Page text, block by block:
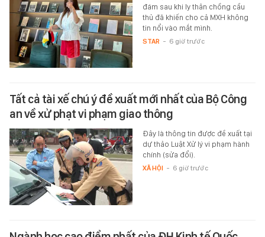
đám sau khi ly thân chồng cầu
thủ đã khiến cho cả MXH không
tin nổi vào mắt mình.
STAR - 6 giờ trước
Tất cả tài xế chú ý đề xuất mới nhất của Bộ Công
an về xử phạt vi phạm giao thông
Đây là thông tin được đề xuất tại
dự thảo Luật Xử lý vi phạm hành
chính (sửa đổi).
XÃ HỘI - 6 giờ trước